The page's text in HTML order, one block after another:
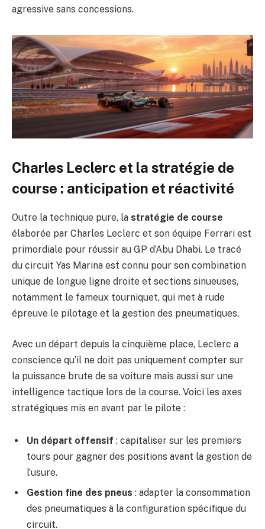
agressive sans concessions.
Charles Leclerc et la stratégie de
course : anticipation et réactivité
Outre la technique pure, la stratégie de course
élaborée par Charles Leclerc et son équipe Ferrari est
primordiale pour réussir au GP d’Abu Dhabi. Le tracé
du circuit Yas Marina est connu pour son combination
unique de longue ligne droite et sections sinueuses,
notamment le fameux tourniquet, qui met à rude
épreuve le pilotage et la gestion des pneumatiques.
Avec un départ depuis la cinquième place, Leclerc a
conscience qu’il ne doit pas uniquement compter sur
la puissance brute de sa voiture mais aussi sur une
intelligence tactique lors de la course. Voici les axes
stratégiques mis en avant par le pilote :
Un départ offensif : capitaliser sur les premiers
tours pour gagner des positions avant la gestion de
l’usure.
Gestion fine des pneus : adapter la consommation
des pneumatiques à la configuration spécifique du
circuit.